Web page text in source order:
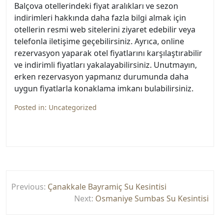
Balçova otellerindeki fiyat aralıkları ve sezon
indirimleri hakkında daha fazla bilgi almak için
otellerin resmi web sitelerini ziyaret edebilir veya
telefonla iletişime geçebilirsiniz. Ayrıca, online
rezervasyon yaparak otel fiyatlarını karşılaştırabilir
ve indirimli fiyatları yakalayabilirsiniz. Unutmayın,
erken rezervasyon yapmanız durumunda daha
uygun fiyatlarla konaklama imkanı bulabilirsiniz.
Posted in: Uncategorized
gezinmesi
Previous: Çanakkale Bayramiç Su Kesintisi
Next: Osmaniye Sumbas Su Kesintisi